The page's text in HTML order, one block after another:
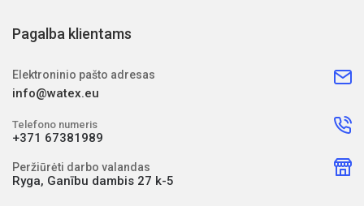
Pagalba klientams
Elektroninio pašto adresas
info@watex.eu
Telefono numeris
+371 67381989
Peržiūrėti darbo valandas
Ryga, Ganību dambis 27 k-5